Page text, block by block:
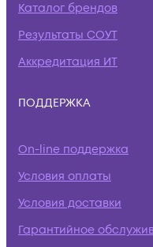
Каталог брендов
Результаты СОУТ
Аккредитация ИТ
ПОДДЕРЖКА
On-line поддержка
Условия оплаты
Условия доставки
Гарантийное